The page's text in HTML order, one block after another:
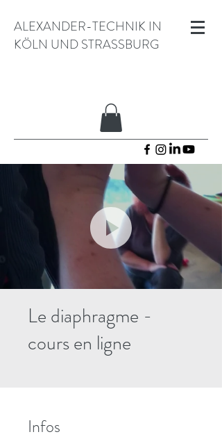
ALEXANDER-TECHNIK IN
KÖLN UND STRASSBURG
Le diaphragme -
cours en ligne
Infos